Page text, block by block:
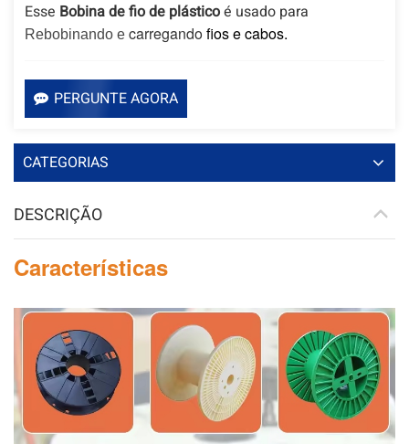
Esse Bobina de fio de plásticoé usado para
Rebobinando e carregandofios e cabos.
PERGUNTE AGORA
CATEGORIAS
DESCRIÇÃO
Características